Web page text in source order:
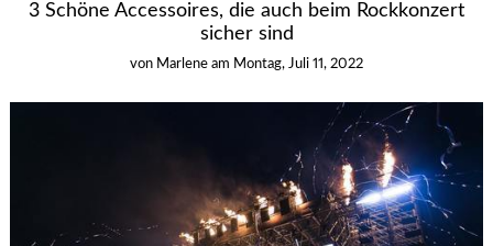
3 Schöne Accessoires, die auch beim Rockkonzert
sicher sind
von Marlene am Montag, Juli 11, 2022